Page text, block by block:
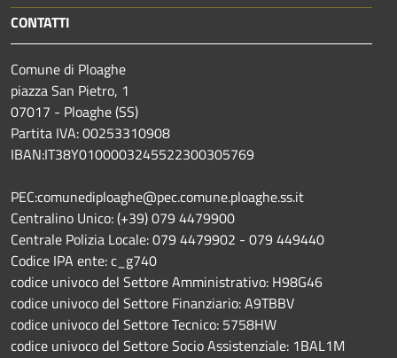
CONTATTI
Comune di Ploaghe
piazza San Pietro, 1
07017 - Ploaghe (SS)
Partita IVA: 00253310908
IBAN:IT38Y0100003245522300305769
PEC:comunediploaghe@pec.comune.ploaghe.ss.it
Centralino Unico: (+39) 079 4479900
Centrale Polizia Locale: 079 4479902 - 079 449440
Codice IPA ente: c_g740
codice univoco del Settore Amministrativo: H98G46
codice univoco del Settore Finanziario: A9TBBV
codice univoco del Settore Tecnico: 5758HW
codice univoco del Settore Socio Assistenziale: 1BAL1M